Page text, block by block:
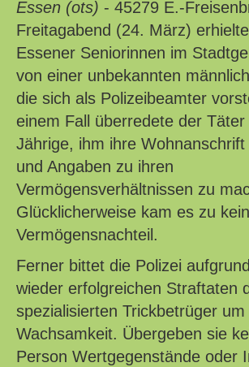
Essen (ots) - 45279 E.-
Freitagabend (24. März)
Essener Seniorinnen im
von einer unbekannten
die sich als Polizeibeamter
einem Fall überredete der Täter
Jährige, ihm ihre Wohnanschrift
und Angaben zu ihren
Vermögensverhältnissen zu
Glücklicherweise kam es zu
Vermögensnachteil.
Ferner bittet die Polizei
wieder erfolgreichen Straftaten
spezialisierten Trickbetrüger
Wachsamkeit. Übergeben sie
Person Wertgegenstände oder